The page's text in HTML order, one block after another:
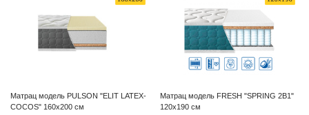
Матрац модель PULSON "ELIT LATEX-
COCOS" 160х200 см
Матрац модель FRESH "SPRING 2В1"
120х190 см